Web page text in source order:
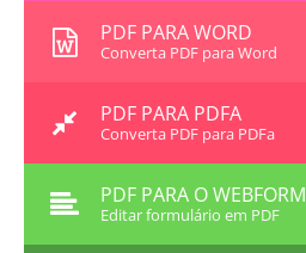
PDF PARA WORD
Converta PDF para Word
PDF PARA PDFA
Converta PDF para PDFa
PDF PARA O WEBFORM
Editar formulário em PDF